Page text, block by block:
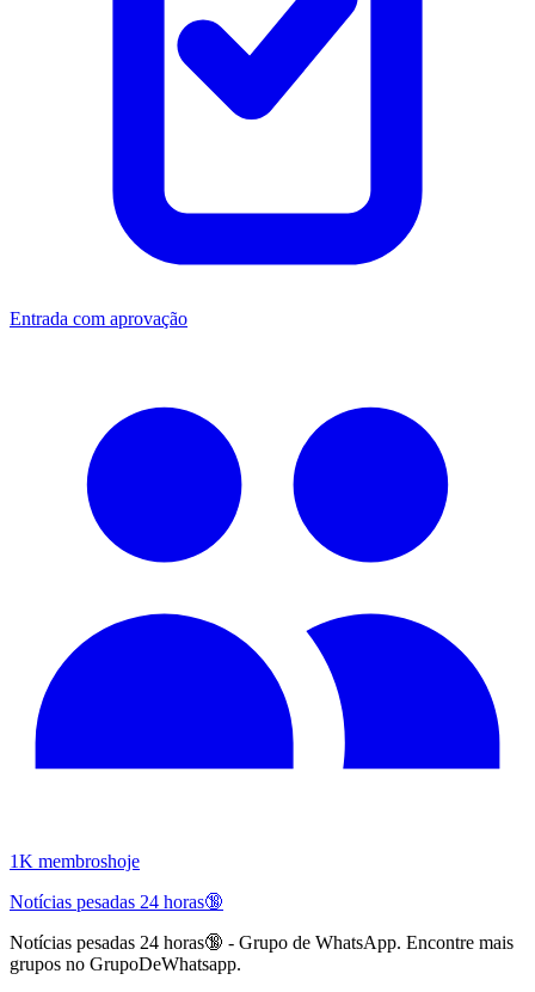
Entrada com aprovação
1K membroshoje
Notícias pesadas 24 horas🔞
Notícias pesadas 24 horas🔞 - Grupo de WhatsApp. Encontre mais
grupos no GrupoDeWhatsapp.